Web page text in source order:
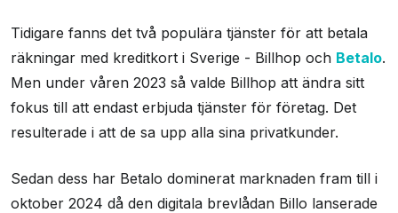
Tidigare fanns det två populära tjänster för att betala
räkningar med kreditkort i Sverige - Billhop och Betalo.
Men under våren 2023 så valde Billhop att ändra sitt
fokus till att endast erbjuda tjänster för företag. Det
resulterade i att de sa upp alla sina privatkunder.
Sedan dess har Betalo dominerat marknaden fram till i
oktober 2024 då den digitala brevlådan Billo lanserade